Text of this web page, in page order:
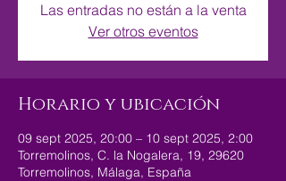
Las entradas no están a la venta
Ver otros eventos
Horario y ubicación
09 sept 2025, 20:00 – 10 sept 2025, 2:00
Torremolinos, C. la Nogalera, 19, 29620
Torremolinos, Málaga, España